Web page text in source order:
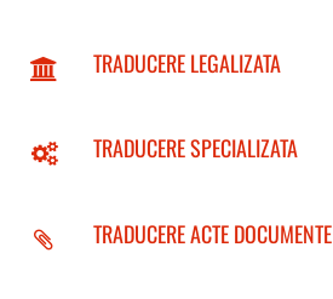
TRADUCERE LEGALIZATA
TRADUCERE SPECIALIZATA
TRADUCERE ACTE DOCUMENTE